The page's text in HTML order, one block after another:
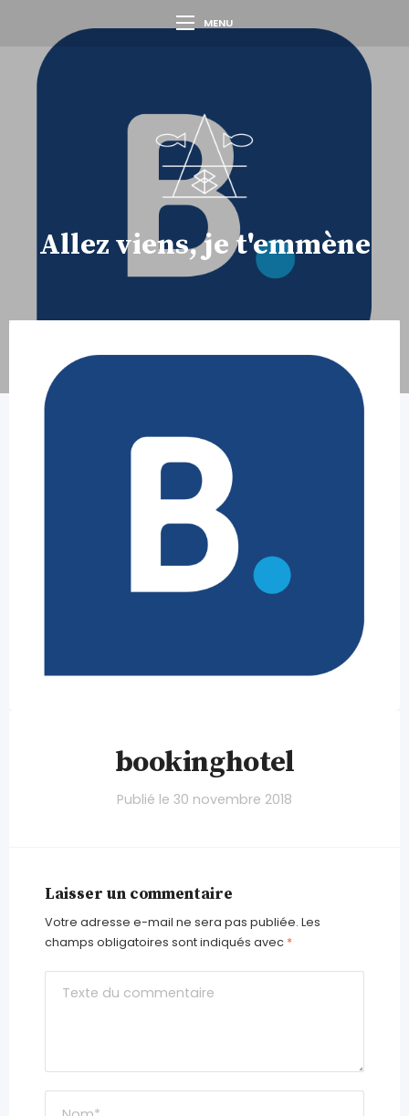
MENU
Allez viens, je t'emmène
bookinghotel
Publié le 30 novembre 2018
Laisser un commentaire
Votre adresse e-mail ne sera pas publiée. Les
champs obligatoires sont indiqués avec *